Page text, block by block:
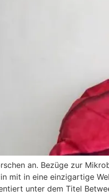
an. Bezüge zur
mit in eine einzigartige
unter dem Titel